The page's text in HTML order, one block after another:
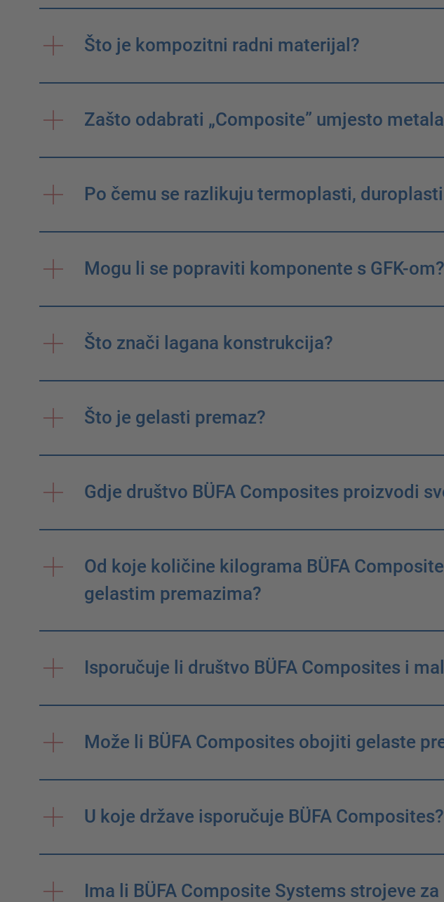
Što je kompozitni radni materijal?
Zašto odabrati „Composite” umjesto
Po čemu se razlikuju termoplasti,
Mogu li se popraviti komponente s GFK-om?
Što znači lagana konstrukcija?
Što je gelasti premaz?
Gdje društvo BÜFA Composites proizvodi
Od koje količine kilograma BÜFA
gelastim premazima?
Isporučuje li društvo BÜFA Composites i
Može li BÜFA Composites obojiti gelaste
U koje države isporučuje BÜFA Composites?
Ima li BÜFA Composite Systems strojeve